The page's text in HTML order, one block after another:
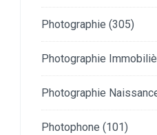
Photographie (305)
Photographie
Photographie
Photophone (101)